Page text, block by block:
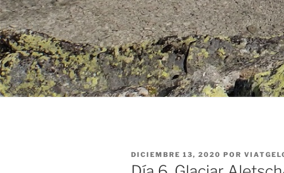
PUBLICADO
EL
DICIEMBRE 13, 2020 POR